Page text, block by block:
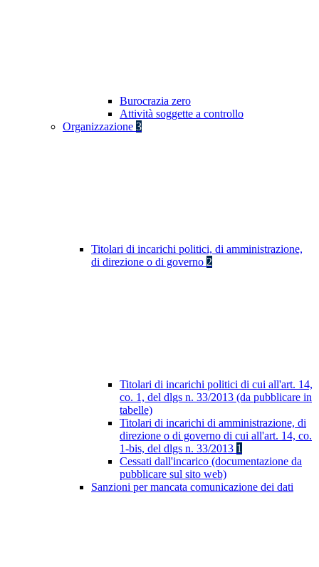
Burocrazia zero
Attività soggette a controllo
Organizzazione 3
Titolari di incarichi politici, di amministrazione,
di direzione o di governo 2
Titolari di incarichi politici di cui all'art. 14,
co. 1, del dlgs n. 33/2013 (da pubblicare in
tabelle)
Titolari di incarichi di amministrazione, di
direzione o di governo di cui all'art. 14, co.
1-bis, del dlgs n. 33/2013 1
Cessati dall'incarico (documentazione da
pubblicare sul sito web)
Sanzioni per mancata comunicazione dei dati